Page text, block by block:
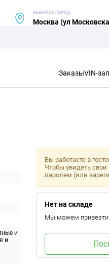
ВЫБРАТЬ ГОРОД
Москва (ул
ЗаказыVIN-
и
и
Вы работаете в
Чтобы увидеть
паролем (или
Нет на складе
Мы можем привезти